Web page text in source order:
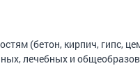
(бетон, кирпич, гипс,
лечебных и